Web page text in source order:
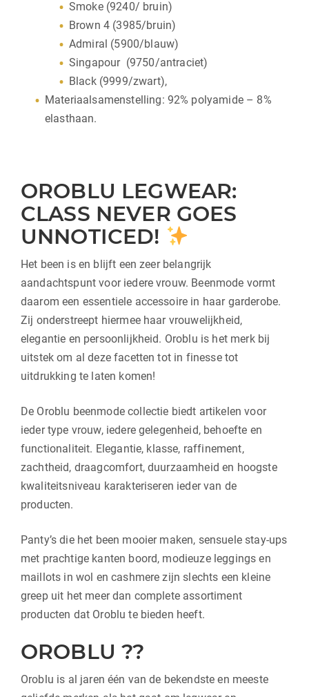
Smoke (9240/ bruin)
Brown 4 (3985/bruin)
Admiral (5900/blauw)
Singapour (9750/antraciet)
Black (9999/zwart),
Materiaalsamenstelling: 92% polyamide – 8%
elasthaan.
OROBLU LEGWEAR:
CLASS NEVER GOES
UNNOTICED!
Het been is en blijft een zeer belangrijk
aandachtspunt voor iedere vrouw. Beenmode vormt
daarom een essentiele accessoire in haar garderobe.
Zij onderstreept hiermee haar vrouwelijkheid,
elegantie en persoonlijkheid. Oroblu is het merk bij
uitstek om al deze facetten tot in finesse tot
uitdrukking te laten komen!
De Oroblu beenmode collectie biedt artikelen voor
ieder type vrouw, iedere gelegenheid, behoefte en
functionaliteit. Elegantie, klasse, raffinement,
zachtheid, draagcomfort, duurzaamheid en hoogste
kwaliteitsniveau karakteriseren ieder van de
producten.
Panty’s die het been mooier maken, sensuele stay-ups
met prachtige kanten boord, modieuze leggings en
maillots in wol en cashmere zijn slechts een kleine
greep uit het meer dan complete assortiment
producten dat Oroblu te bieden heeft.
OROBLU ??
Oroblu is al jaren één van de bekendste en meeste